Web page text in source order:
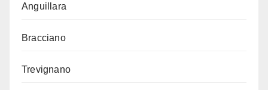
Anguillara
Bracciano
Trevignano